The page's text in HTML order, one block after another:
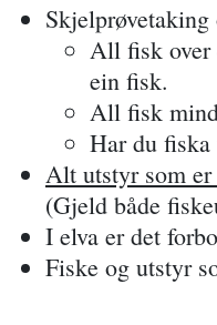
All fisk over
ein fisk.
All fisk
Har du fiska
Alt utstyr som er
(Gjeld både
I elva er det
Fiske og utstyr